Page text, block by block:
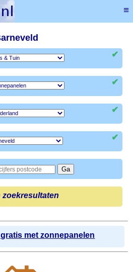
✔
✔
✔
✔
zoekresultaten
met zonnepanelen
≡